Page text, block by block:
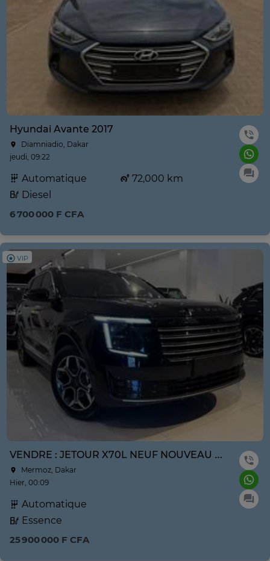
Hyundai Avante 2017
Diamniadio, Dakar
jeudi, 09:22
Automatique
72,000 km
Diesel
6 700 000 F CFA
VIP
VENDRE : JETOUR X70L NEUF NOUVEAU MODÈLE ANNE 2026
Mermoz, Dakar
Hier, 00:09
Automatique
Essence
25 900 000 F CFA